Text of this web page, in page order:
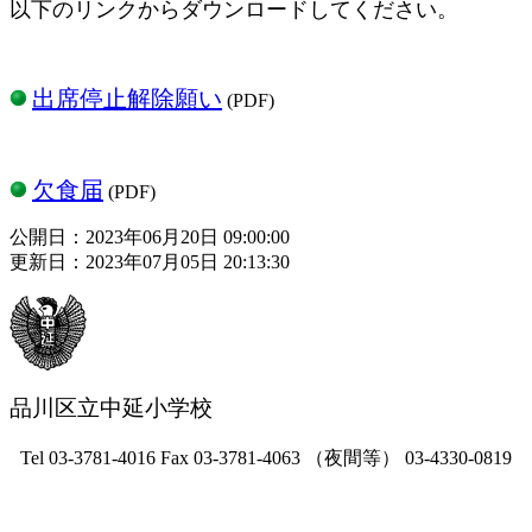
以下のリンクからダウンロードしてください。
出席停止解除願い (PDF)
欠食届 (PDF)
公開日：2023年06月20日 09:00:00
更新日：2023年07月05日 20:13:30
品川区立中延小学校
Tel 03-3781-4016 Fax 03-3781-4063 （夜間等） 03-4330-0819